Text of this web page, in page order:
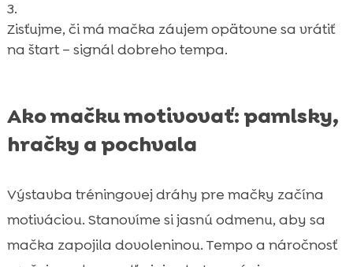
Zisťujme, či má mačka záujem opätovne sa vrátiť
na štart – signál dobreho tempa.
Ako mačku motivovať: pamlsky,
hračky a pochvala
Výstavba tréningovej dráhy pre mačky začína
motiváciou. Stanovíme si jasnú odmenu, aby sa
mačka zapojila dovoleninou. Tempo a náročnosť